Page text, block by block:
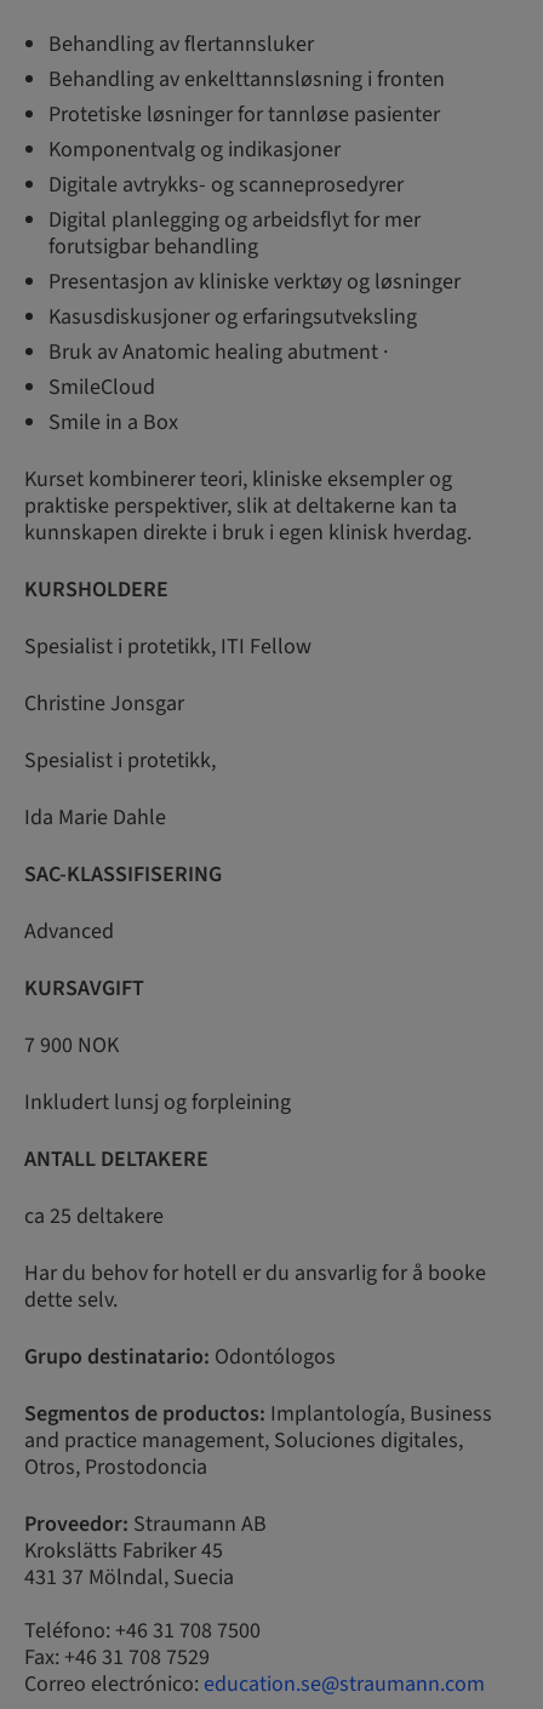
Behandling av flertannsluker
Behandling av enkelttannsløsning i fronten
Protetiske løsninger for tannløse pasienter
Komponentvalg og indikasjoner
Digitale avtrykks- og scanneprosedyrer
Digital planlegging og arbeidsflyt for mer
forutsigbar behandling
Presentasjon av kliniske verktøy og løsninger
Kasusdiskusjoner og erfaringsutveksling
Bruk av Anatomic healing abutment ·
SmileCloud
Smile in a Box
Kurset kombinerer teori, kliniske eksempler og
praktiske perspektiver, slik at deltakerne kan ta
kunnskapen direkte i bruk i egen klinisk hverdag.
KURSHOLDERE
Spesialist i protetikk, ITI Fellow
Christine Jonsgar
Spesialist i protetikk,
Ida Marie Dahle
SAC-KLASSIFISERING
Advanced
KURSAVGIFT
7 900 NOK
Inkludert lunsj og forpleining
ANTALL DELTAKERE
ca 25 deltakere
Har du behov for hotell er du ansvarlig for å booke
dette selv.
Grupo destinatario: Odontólogos
Segmentos de productos: Implantología, Business
and practice management, Soluciones digitales,
Otros, Prostodoncia
Proveedor: Straumann AB
Krokslätts Fabriker 45
431 37 Mölndal, Suecia
Teléfono: +46 31 708 7500
Fax: +46 31 708 7529
Correo electrónico: education.se@straumann.com